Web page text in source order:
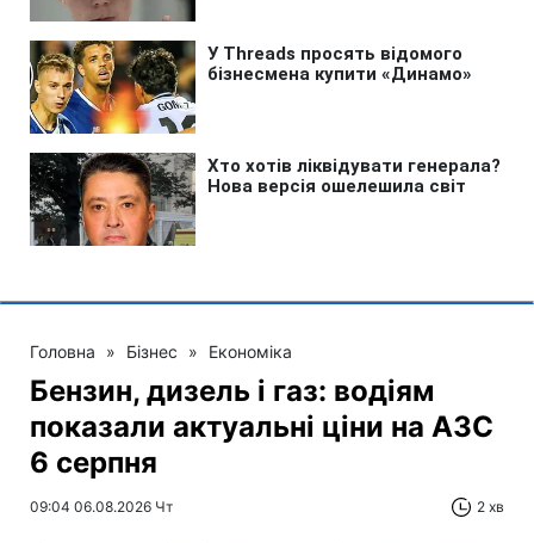
Головна » Бізнес » Економіка
Бензин, дизель і газ: водіям
показали актуальні ціни на АЗС
6 серпня
09:04 06.08.2026 Чт 2 хв